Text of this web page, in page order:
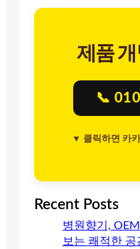
제품
📞
▼ 클릭하면 카
Recent Posts
병원향기,
보는 쾌적한 공